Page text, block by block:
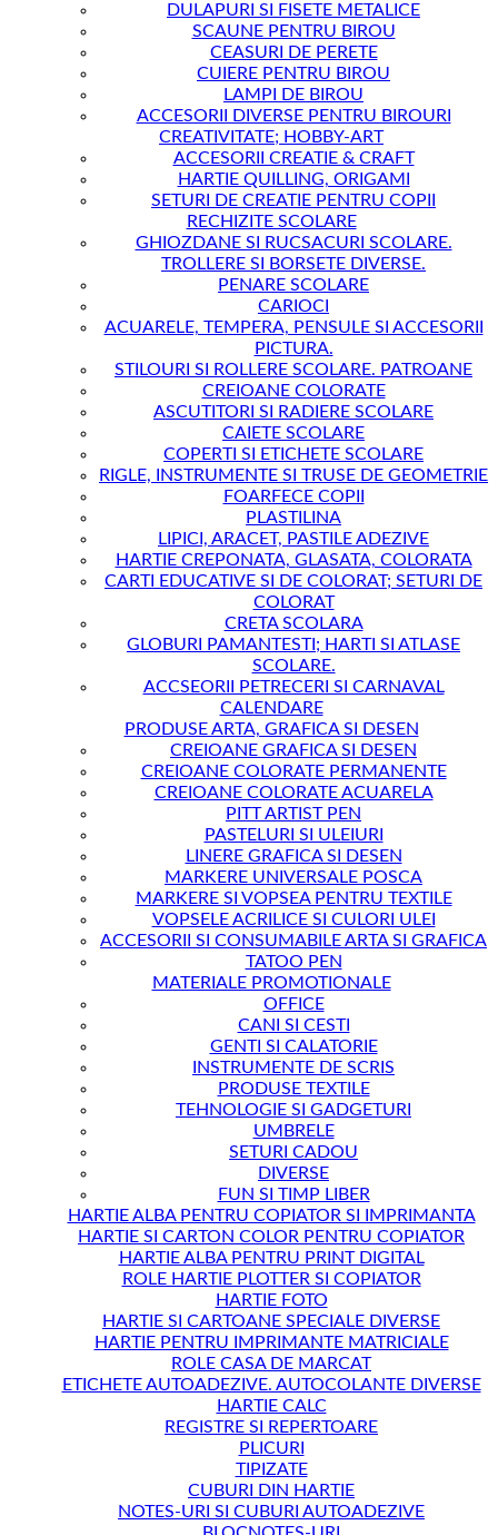
DULAPURI SI FISETE METALICE
SCAUNE PENTRU BIROU
CEASURI DE PERETE
CUIERE PENTRU BIROU
LAMPI DE BIROU
ACCESORII DIVERSE PENTRU BIROURI
CREATIVITATE; HOBBY-ART
ACCESORII CREATIE & CRAFT
HARTIE QUILLING, ORIGAMI
SETURI DE CREATIE PENTRU COPII
RECHIZITE SCOLARE
GHIOZDANE SI RUCSACURI SCOLARE.
TROLLERE SI BORSETE DIVERSE.
PENARE SCOLARE
CARIOCI
ACUARELE, TEMPERA, PENSULE SI ACCESORII
PICTURA.
STILOURI SI ROLLERE SCOLARE. PATROANE
CREIOANE COLORATE
ASCUTITORI SI RADIERE SCOLARE
CAIETE SCOLARE
COPERTI SI ETICHETE SCOLARE
RIGLE, INSTRUMENTE SI TRUSE DE GEOMETRIE
FOARFECE COPII
PLASTILINA
LIPICI, ARACET, PASTILE ADEZIVE
HARTIE CREPONATA, GLASATA, COLORATA
CARTI EDUCATIVE SI DE COLORAT; SETURI DE
COLORAT
CRETA SCOLARA
GLOBURI PAMANTESTI; HARTI SI ATLASE
SCOLARE.
ACCSEORII PETRECERI SI CARNAVAL
CALENDARE
PRODUSE ARTA, GRAFICA SI DESEN
CREIOANE GRAFICA SI DESEN
CREIOANE COLORATE PERMANENTE
CREIOANE COLORATE ACUARELA
PITT ARTIST PEN
PASTELURI SI ULEIURI
LINERE GRAFICA SI DESEN
MARKERE UNIVERSALE POSCA
MARKERE SI VOPSEA PENTRU TEXTILE
VOPSELE ACRILICE SI CULORI ULEI
ACCESORII SI CONSUMABILE ARTA SI GRAFICA
TATOO PEN
MATERIALE PROMOTIONALE
OFFICE
CANI SI CESTI
GENTI SI CALATORIE
INSTRUMENTE DE SCRIS
PRODUSE TEXTILE
TEHNOLOGIE SI GADGETURI
UMBRELE
SETURI CADOU
DIVERSE
FUN SI TIMP LIBER
HARTIE ALBA PENTRU COPIATOR SI IMPRIMANTA
HARTIE SI CARTON COLOR PENTRU COPIATOR
HARTIE ALBA PENTRU PRINT DIGITAL
ROLE HARTIE PLOTTER SI COPIATOR
HARTIE FOTO
HARTIE SI CARTOANE SPECIALE DIVERSE
HARTIE PENTRU IMPRIMANTE MATRICIALE
ROLE CASA DE MARCAT
ETICHETE AUTOADEZIVE. AUTOCOLANTE DIVERSE
HARTIE CALC
REGISTRE SI REPERTOARE
PLICURI
TIPIZATE
CUBURI DIN HARTIE
NOTES-URI SI CUBURI AUTOADEZIVE